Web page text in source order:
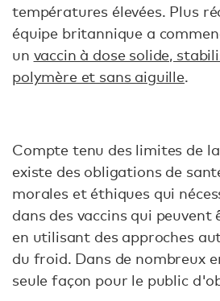
températures élevées. Plus
équipe britannique a
un vaccin à dose solide,
polymère et sans aiguille.
Compte tenu des limites de
existe des obligations de
morales et éthiques qui
dans des vaccins qui
en utilisant des approches
du froid. Dans de nombreux
seule façon pour le public